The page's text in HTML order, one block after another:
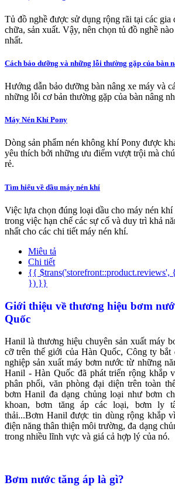
Tủ đồ nghề được sử dụng rộng rãi tại các gia
chữa, sản xuất. Vậy, nên chọn tủ đồ nghề
nhất.
Cách bảo dưỡng và những lỗi thường gặp của bàn
Hướng dẫn bảo dưỡng bàn nâng xe máy và
những lỗi cơ bản thường gặp của bàn nâng
Máy Nén Khí Pony
Dòng sản phẩm nén không khí Pony được
yêu thích bởi những ưu điểm vượt trội mà
rẻ.
Tìm hiểu về dầu máy nén khí
Việc lựa chọn đúng loại dầu cho máy nén
trong việc hạn chế các sự cố và duy trì khả
nhất cho các chi tiết máy nén khí.
Miêu tả
Chi tiết
{{ $trans('storefront::product.reviews',
}) }}
Giới thiệu về thương hiệu bơm
Quốc
Hanil là thương hiệu chuyên sản xuất máy
cỡ trên thế giới của Hàn Quốc, Công ty bắt
nghiệp sản xuất máy bơm nước từ những
Hanil - Hàn Quốc đã phát triển rộng khắp
phân phối, văn phòng đại diện trên toàn
bơm Hanil đa dạng chủng loại như bơm
khoan, bơm tăng áp các loại, bơm ly
thải...Bơm Hanil được tin dùng rộng khắp
điện năng thân thiện môi trường, đa dạng
trong nhiều lĩnh vực và giá cả hợp lý của nó.
Bơm nước tăng áp là gì?